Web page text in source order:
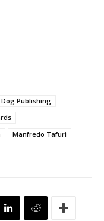
Dog Publishing
Manfredo Tafuri